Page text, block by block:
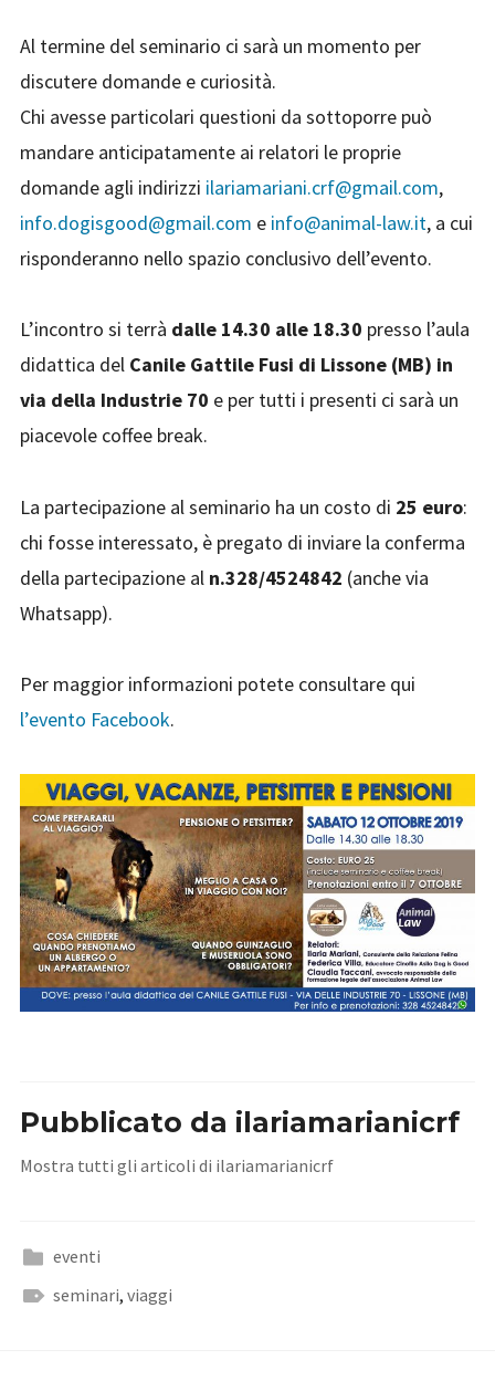
Al termine del seminario ci sarà un momento per
discutere domande e curiosità.
Chi avesse particolari questioni da sottoporre può
mandare anticipatamente ai relatori le proprie
domande agli indirizzi ilariamariani.crf@gmail.com,
info.dogisgood@gmail.com e info@animal-law.it, a cui
risponderanno nello spazio conclusivo dell’evento.
L’incontro si terrà dalle 14.30 alle 18.30 presso l’aula
didattica del Canile Gattile Fusi di Lissone (MB) in
via della Industrie 70 e per tutti i presenti ci sarà un
piacevole coffee break.
La partecipazione al seminario ha un costo di 25 euro:
chi fosse interessato, è pregato di inviare la conferma
della partecipazione al n.328/4524842 (anche via
Whatsapp).
Per maggior informazioni potete consultare qui
l’evento Facebook.
Pubblicato da ilariamarianicrf
Mostra tutti gli articoli di ilariamarianicrf
eventi
seminari, viaggi